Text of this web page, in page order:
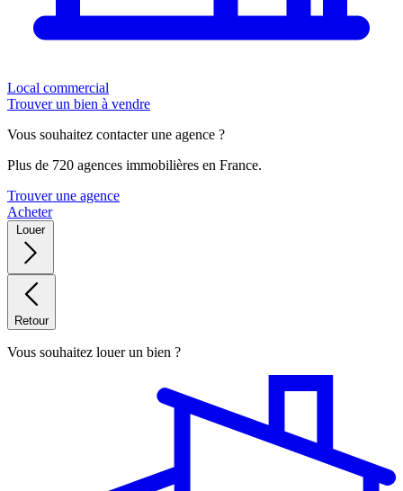
Local commercial
Trouver un bien à vendre
Vous souhaitez contacter une agence ?
Plus de 720 agences immobilières en France.
Trouver une agence
Acheter
Louer
Retour
Vous souhaitez louer un bien ?